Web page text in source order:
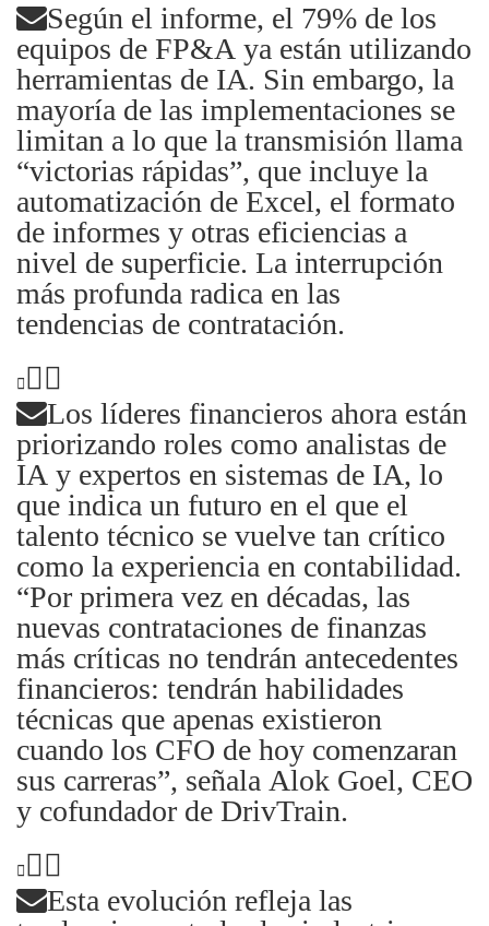
Según el informe, el 79% de los
equipos de FP&A ya están utilizando
herramientas de IA. Sin embargo, la
mayoría de las implementaciones se
limitan a lo que la transmisión llama
“victorias rápidas”, que incluye la
automatización de Excel, el formato
de informes y otras eficiencias a
nivel de superficie. La interrupción
más profunda radica en las
tendencias de contratación.
Los líderes financieros ahora están
priorizando roles como analistas de
IA y expertos en sistemas de IA, lo
que indica un futuro en el que el
talento técnico se vuelve tan crítico
como la experiencia en contabilidad.
“Por primera vez en décadas, las
nuevas contrataciones de finanzas
más críticas no tendrán antecedentes
financieros: tendrán habilidades
técnicas que apenas existieron
cuando los CFO de hoy comenzaran
sus carreras”, señala Alok Goel, CEO
y cofundador de DrivTrain.
Esta evolución refleja las